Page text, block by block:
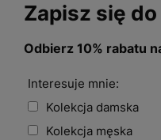
Zapisz się
Odbierz 10% rabatu
Interesuje mnie:
Kolekcja damska
Kolekcja męska